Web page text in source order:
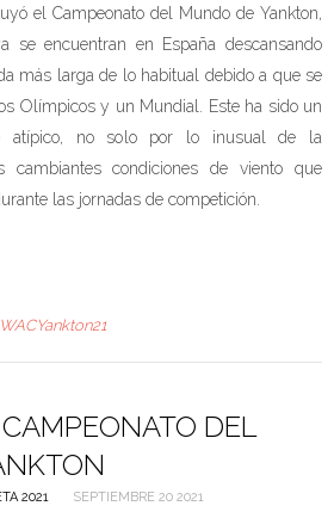
el Campeonato del Mundo de Yankton,
se encuentran en España descansando
más larga de lo habitual debido a que se
Olímpicos y un Mundial. Este ha sido un
atípico, no solo por lo inusual de la
cambiantes condiciones de viento que
las jornadas de competición.
WACYankton21
DEL
2021 SEPTIEMBRE 20 2021